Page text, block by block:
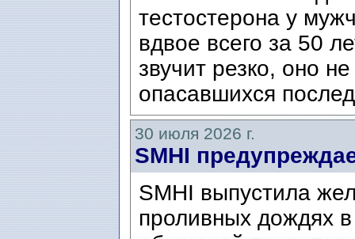
тестостерона у
вдвое всего за 50
звучит резко, оно
опасавшихся
30 июля 2026 г.
SMHI
SMHI выпустила
проливных дождях